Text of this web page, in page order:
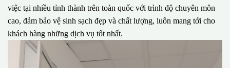
việc tại nhiều tỉnh thành trên toàn quốc với trình độ chuyên môn
cao, đảm bảo vệ sinh sạch đẹp và chất lượng, luôn mang tới cho
khách hàng những dịch vụ tốt nhất.